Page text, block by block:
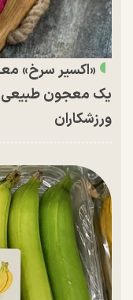
«اکسیر سرخ»
یک معجون طبیعی و
ورزشکاران